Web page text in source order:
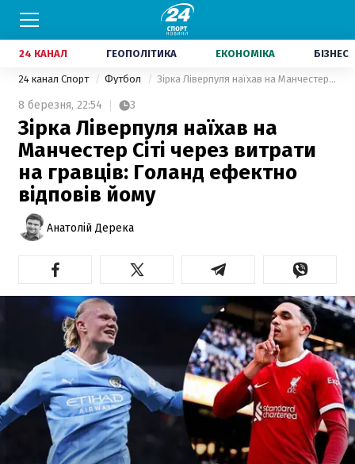
24 КАНАЛ ГЕОПОЛІТИКА ЕКОНОМІКА БІЗНЕС
24 канал Спорт Футбол Зірка Ліверпуля наїхав на Манчестер Сіті через витрати на гравців: Голанд ефектно відповів йому
8 березня, 22:54 3
Зірка Ліверпуля наїхав на
Манчестер Сіті через витрати
на гравців: Голанд ефектно
відповів йому
Анатолій Дерека